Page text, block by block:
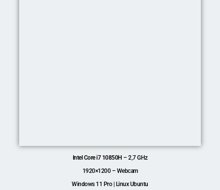
Intel Core i7 10850H – 2,7 GHz
1920×1200 – Webcam
Windows 11 Pro | Linux Ubuntu